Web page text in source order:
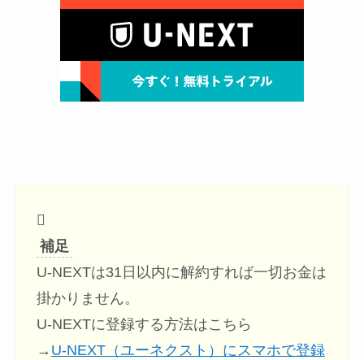
補足
U-NEXTは31日以内に解約すれば一切お金は
掛かりません。
U-NEXTに登録する方法はこちら
→ U-NEXT（ユーネクスト）にスマホで登録